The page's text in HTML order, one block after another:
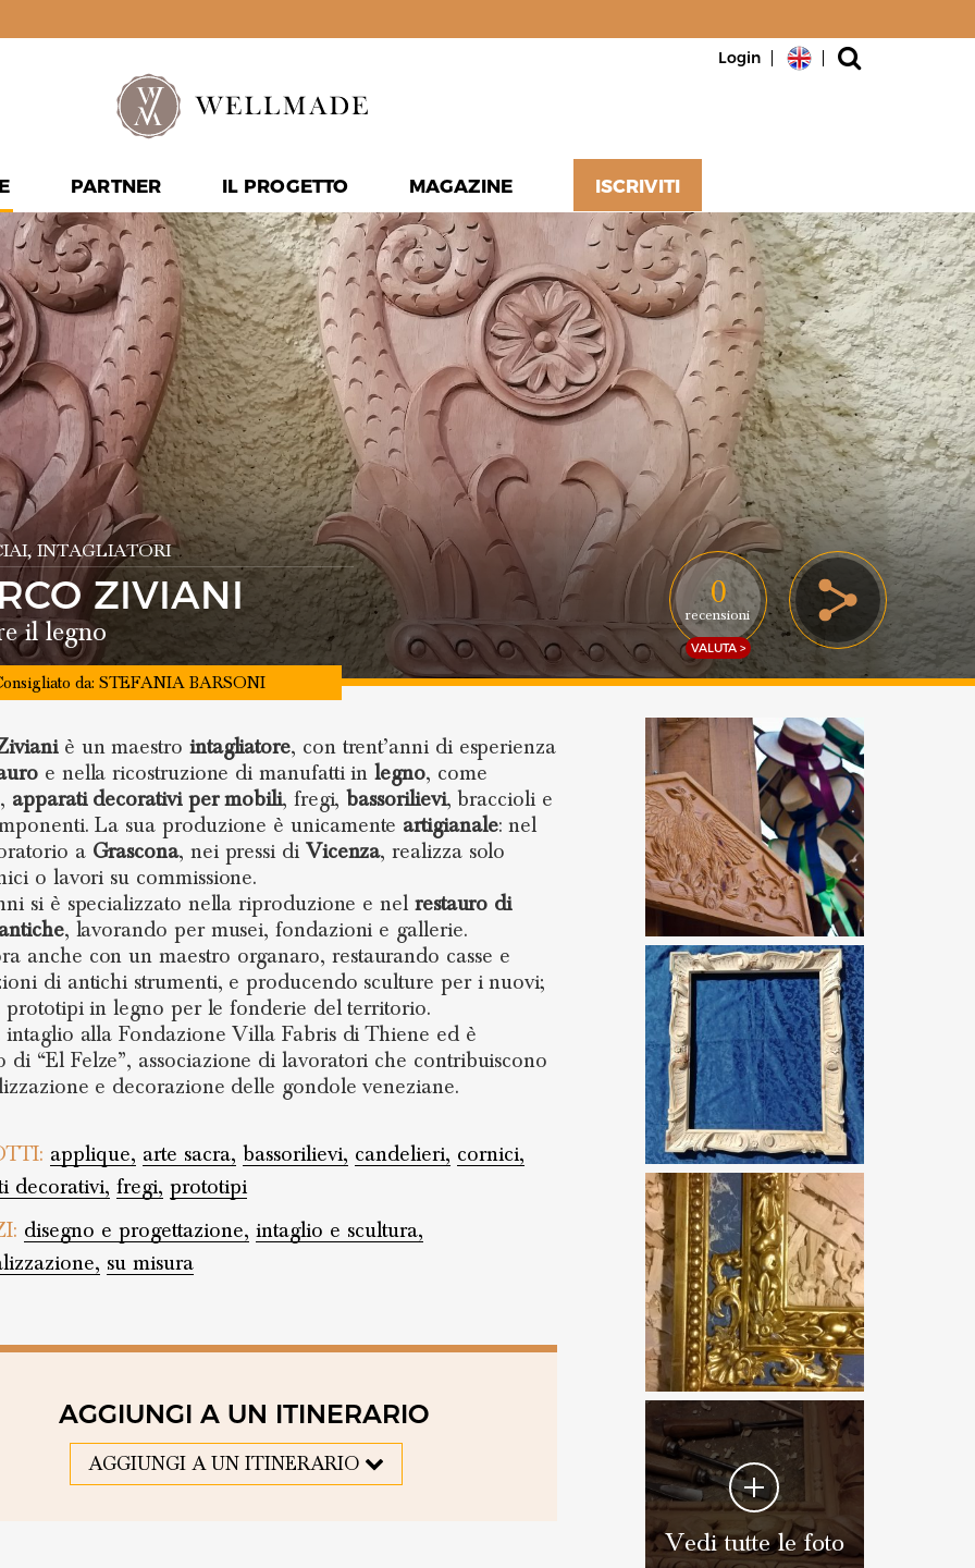
Login
PARTNER IL PROGETTO MAGAZINE ISCRIVITI
, INTAGLIATORI
ZIVIANI
il legno
da: STEFANIA BARSONI
è un maestro intagliatore, con trent’anni di esperienza
e nella ricostruzione di manufatti inlegno, come
apparati decorativi per mobili, fregi,bassorilievi, braccioli e
La sua produzione è unicamente artigianale: nel
a Grascona, nei pressi di Vicenza, realizza solo
o lavori su commissione.
si è specializzato nella riproduzione e nel restauro di
, lavorando per musei, fondazioni e gallerie.
anche con un maestro organaro, restaurando casse e
di antichi strumenti, e producendo sculture per i nuovi;
prototipi in legno per le fonderie del territorio.
intaglio alla Fondazione Villa Fabris di Thiene ed è
di “El Felze”, associazione di lavoratori che contribuiscono
e decorazione delle gondole veneziane.
applique, arte sacra, bassorilievi, candelieri, cornici,
decorativi, fregi, prototipi
disegno e progettazione, intaglio e scultura,
su misura
AGGIUNGI A UN ITINERARIO
AGGIUNGI A UN ITINERARIO
Vedi tutte le foto
0
recensioni
VALUTA >